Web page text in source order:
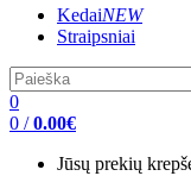
KedaiNEW
Straipsniai
0
0 / 0.00€
Jūsų prekių